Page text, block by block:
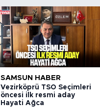
SAMSUN HABER
Vezirköprü TSO Seçimleri
öncesi ilk resmi aday
Hayati Ağca